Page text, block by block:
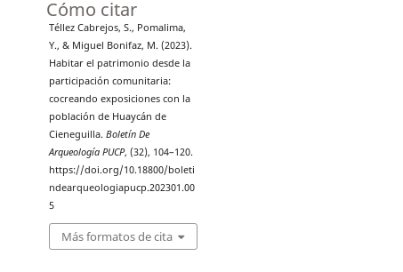
Cómo citar
Téllez Cabrejos, S., Pomalima,
Y., & Miguel Bonifaz, M. (2023).
Habitar el patrimonio desde la
participación comunitaria:
cocreando exposiciones con la
población de Huaycán de
Cieneguilla. Boletín De
Arqueología PUCP, (32), 104–120.
https://doi.org/10.18800/boleti
ndearqueologiapucp.202301.00
5
Más formatos de cita